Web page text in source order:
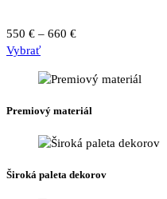
vybrať
na
stránke
550 € – 660 €Price
through
VybraťTento
má
variantov.
Možnosti
si
vybrať
Premiový materiál
Široká paleta dekorov